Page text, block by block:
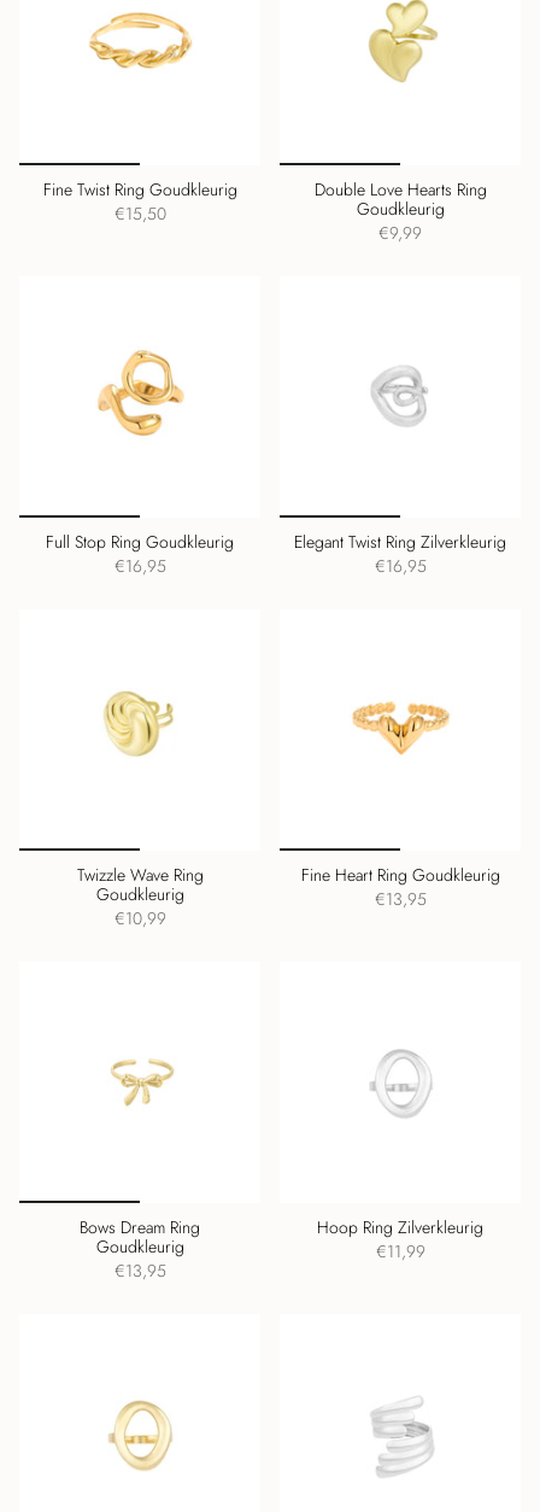
Fine Twist Ring Goudkleurig
€15,50
Double Love Hearts Ring
Goudkleurig
€9,99
Full Stop Ring Goudkleurig
€16,95
Elegant Twist Ring Zilverkleurig
€16,95
Twizzle Wave Ring
Goudkleurig
€10,99
Fine Heart Ring Goudkleurig
€13,95
Bows Dream Ring
Goudkleurig
€13,95
Hoop Ring Zilverkleurig
€11,99